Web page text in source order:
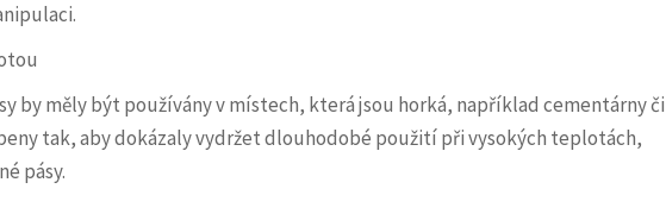
by měly být používány v místech, která jsou horká, například cementárny či
tak, aby dokázaly vydržet dlouhodobé použití při vysokých teplotách,
pásy.